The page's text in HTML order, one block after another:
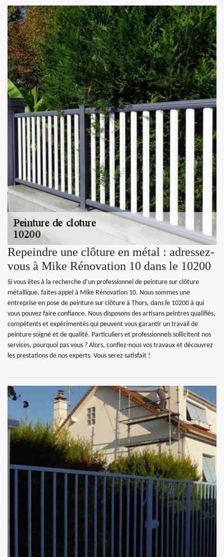
Repeindre une clôture en métal : adressez-
vous à Mike Rénovation 10 dans le 10200
Si vous êtes à la recherche d’un professionnel de peinture sur clôture
métallique, faites appel à Mike Rénovation 10. Nous sommes une
entreprise en pose de peinture sur clôture à Thors, dans le 10200 à qui
vous pouvez faire confiance. Nous disposons des artisans peintres qualifiés,
compétents et expérimentés qui peuvent vous garantir un travail de
peinture soigné et de qualité. Particuliers et professionnels sollicitent nos
services, pourquoi pas vous ? Alors, confiez-nous vos travaux et découvrez
les prestations de nos experts. Vous serez satisfait !